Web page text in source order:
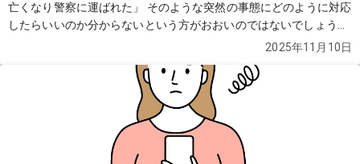
亡くなり警察に運ばれた」 そのような突然の事態にどのように対応
したらいいのか分からないという方がおおいのではないでしょう
か。この質問では故人が亡くなり警察が介入した際の流れや費用な
2025年11月10日